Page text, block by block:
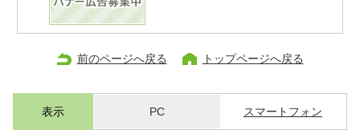
前のページへ戻る トップページへ戻る
表示 PC スマートフォン